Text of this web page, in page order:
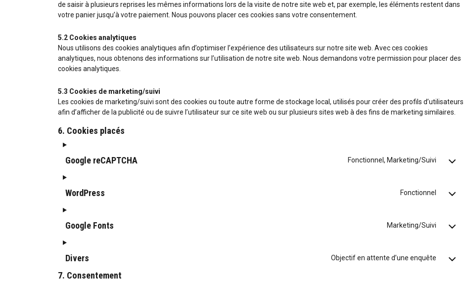
de saisir à plusieurs reprises les mêmes informations lors de la visite de notre site web et, par exemple, les éléments restent dans
votre panier jusqu’à votre paiement. Nous pouvons placer ces cookies sans votre consentement.
5.2 Cookies analytiques
Nous utilisons des cookies analytiques afin d’optimiser l’expérience des utilisateurs sur notre site web. Avec ces cookies
analytiques, nous obtenons des informations sur l’utilisation de notre site web. Nous demandons votre permission pour placer des
cookies analytiques.
5.3 Cookies de marketing/suivi
Les cookies de marketing/suivi sont des cookies ou toute autre forme de stockage local, utilisés pour créer des profils d’utilisateurs
afin d’afficher de la publicité ou de suivre l’utilisateur sur ce site web ou sur plusieurs sites web à des fins de marketing similaires.
6. Cookies placés
Google reCAPTCHA Fonctionnel, Marketing/Suivi
WordPress Fonctionnel
Google Fonts Marketing/Suivi
Divers Objectif en attente d’une enquête
7. Consentement